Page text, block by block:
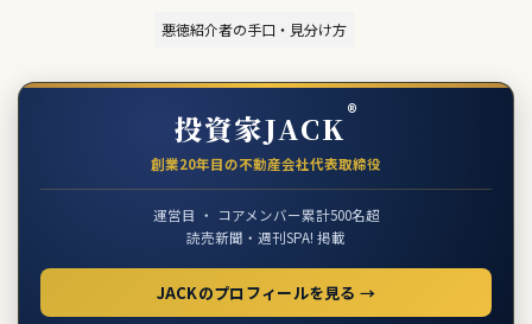
悪徳紹介者の手口・見分け方
投資家JACK®
創業20年目の不動産会社代表取締役
運営目 ・ コアメンバー累計500名超
読売新聞・週刊SPA! 掲載
JACKのプロフィールを見る →